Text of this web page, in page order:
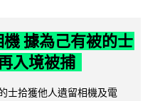
據為己有被的士
入境被捕
士拾獲他人遺留相機及電